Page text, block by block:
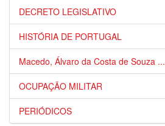
DECRETO LEGISLATIVO
HISTÓRIA DE PORTUGAL
Macedo, Álvaro da Costa de Souza ...
OCUPAÇÃO MILITAR
PERIÓDICOS